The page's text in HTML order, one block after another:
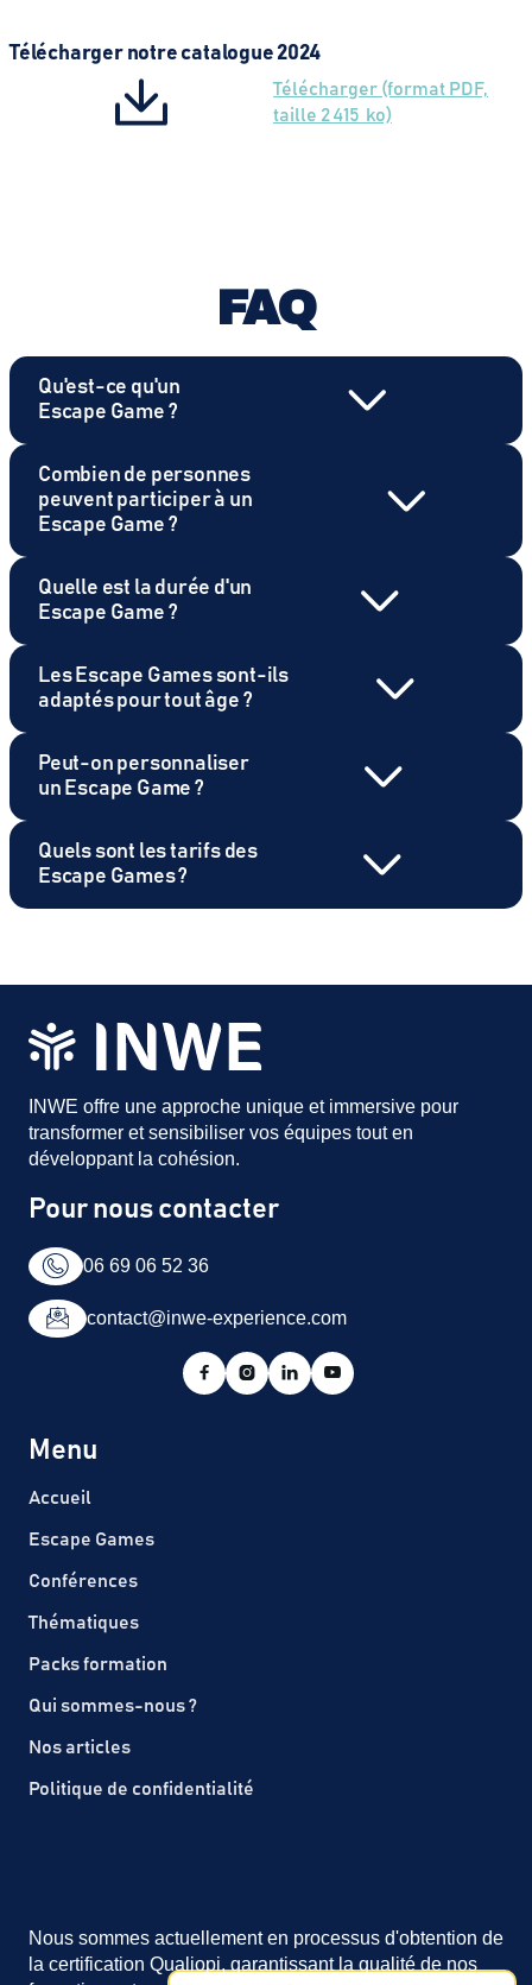
Télécharger notre catalogue 2024
Télécharger (format PDF,
taille 2 415 ko)
FAQ
Qu'est-ce qu'un
Escape Game ?
Combien de personnes
peuvent participer à un
Escape Game ?
Quelle est la durée d'un
Escape Game ?
Les Escape Games sont-ils
adaptés pour tout âge ?
Peut-on personnaliser
un Escape Game ?
Quels sont les tarifs des
Escape Games ?
INWE offre une approche unique et immersive pour
transformer et sensibiliser vos équipes tout en
développant la cohésion.
Pour nous contacter
06 69 06 52 36
contact@inwe-experience.com
   
Menu
Accueil
Escape Games
Conférences
Thématiques
Packs formation
Qui sommes-nous ?
Nos articles
Politique de confidentialité
Nous sommes actuellement en processus d'obtention de
la certification Qualiopi, garantissant la qualité de nos